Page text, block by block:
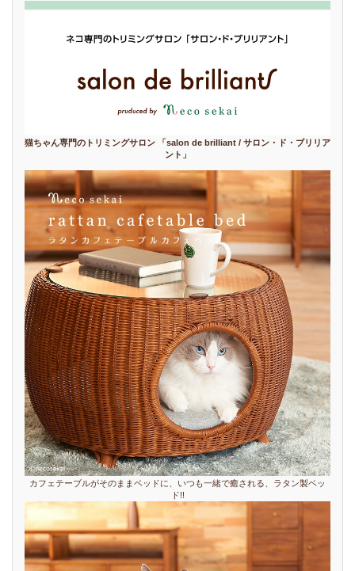
猫ちゃん専門のトリミングサロン 「salon de brilliant / サロン・ド・ブリリア
ント」
カフェテーブルがそのままベッドに、いつも一緒で癒される、ラタン製ベッ
ド!!